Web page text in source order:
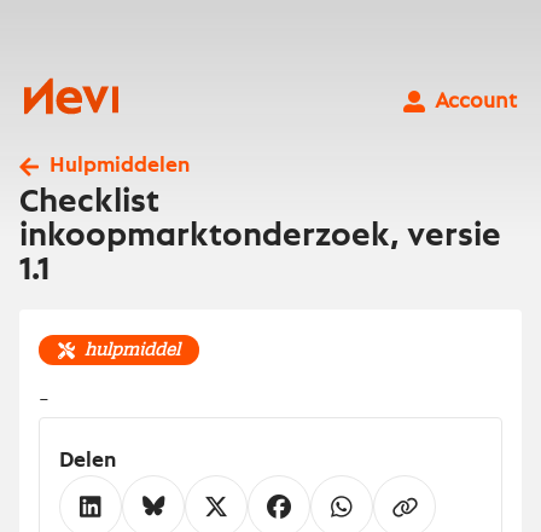
Nevi
Account
Hulpmiddelen
Checklist
inkoopmarktonderzoek, versie
1.1
hulpmiddel
-
Delen